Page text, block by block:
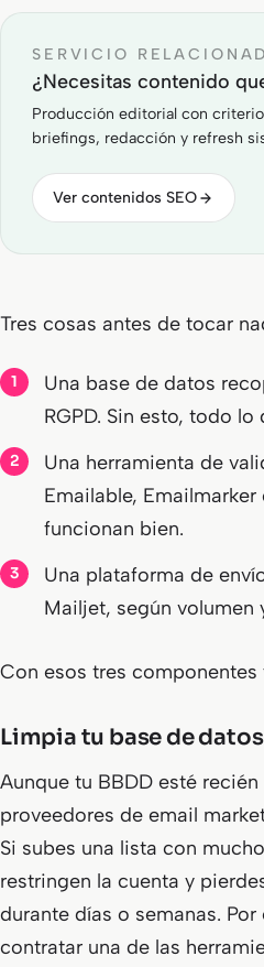
SERVICIO
¿Necesitas contenido
Producción editorial con
briefings, redacción y refresh
Ver contenidos SEO
Tres cosas antes de tocar
Una base de datos
RGPD. Sin esto, todo lo
Una herramienta de
Emailable,
funcionan bien.
Una plataforma de
Mailjet, según volumen
Con esos tres componentes
Limpia tu base de
Aunque tu BBDD esté
proveedores de email
Si subes una lista con
restringen la cuenta y
durante días o semanas.
contratar una de las